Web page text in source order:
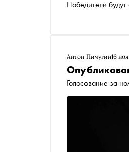
Победители
Антон Пичугин16